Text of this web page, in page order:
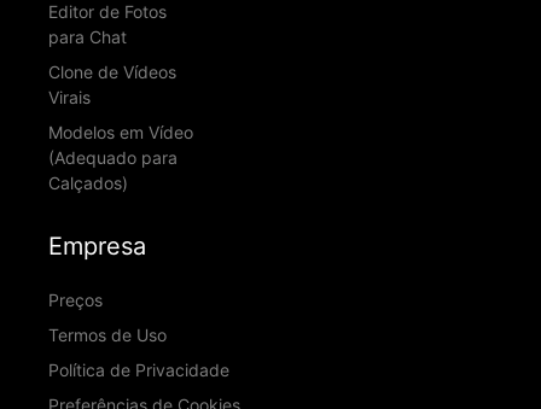
Editor de Fotos
para Chat
Clone de Vídeos
Virais
Modelos em Vídeo
(Adequado para
Calçados)
Empresa
Preços
Termos de Uso
Política de Privacidade